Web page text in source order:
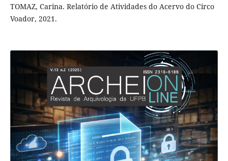
TOMAZ, Carina. Relatório de Atividades do Acervo do Circo
Voador, 2021.